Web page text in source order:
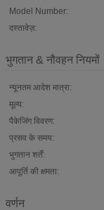
Model Number:
दस्तावेज़:
भुगतान & नौवहन नियमों
न्यूनतम आदेश मात्रा:
मूल्य:
पैकेजिंग विवरण:
प्रसव के समय:
भुगतान शर्तें:
आपूर्ति की क्षमता:
वर्णन